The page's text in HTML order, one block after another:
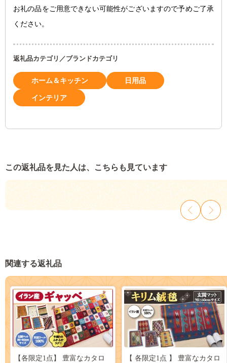
お礼の品をご用意できない可能性がございますので予めご了承
ください。
返礼品カテゴリ／ブランドカテゴリ
ホーム＆キッチン 日用品
インテリア
この返礼品を見た人は、こちらも見ています
関連する返礼品
【各限定1点】 豊富なカタロ
【 各限定1点 】 豊富なカタロ